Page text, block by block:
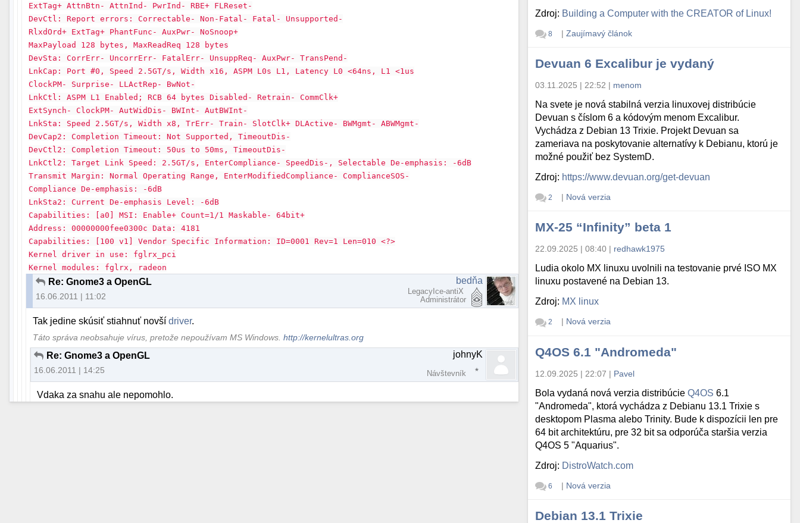
ExtTag+ AttnBtn- AttnInd- PwrInd- RBE+ FLReset-
DevCtl: Report errors: Correctable- Non-Fatal- Fatal- Unsupported-
RlxdOrd+ ExtTag+ PhantFunc- AuxPwr- NoSnoop+
MaxPayload 128 bytes, MaxReadReq 128 bytes
DevSta: CorrErr- UncorrErr- FatalErr- UnsuppReq- AuxPwr- TransPend-
LnkCap: Port #0, Speed 2.5GT/s, Width x16, ASPM L0s L1, Latency L0 <64ns, L1 <1us
ClockPM- Surprise- LLActRep- BwNot-
LnkCtl: ASPM L1 Enabled; RCB 64 bytes Disabled- Retrain- CommClk+
ExtSynch- ClockPM- AutWidDis- BWInt- AutBWInt-
LnkSta: Speed 2.5GT/s, Width x8, TrErr- Train- SlotClk+ DLActive- BWMgmt- ABWMgmt-
DevCap2: Completion Timeout: Not Supported, TimeoutDis-
DevCtl2: Completion Timeout: 50us to 50ms, TimeoutDis-
LnkCtl2: Target Link Speed: 2.5GT/s, EnterCompliance- SpeedDis-, Selectable De-emphasis: -6dB
Transmit Margin: Normal Operating Range, EnterModifiedCompliance- ComplianceSOS-
Compliance De-emphasis: -6dB
LnkSta2: Current De-emphasis Level: -6dB
Capabilities: [a0] MSI: Enable+ Count=1/1 Maskable- 64bit+
Address: 00000000fee0300c Data: 4181
Capabilities: [100 v1] Vendor Specific Information: ID=0001 Rev=1 Len=010 <?>
Kernel driver in use: fglrx_pci
Kernel modules: fglrx, radeon
Re: Gnome3 a OpenGL
16.06.2011 | 11:02
bedňa
LegacyIce-antiX
Administrátor
Tak jedine skúsiť stiahnuť novšídriver.
Táto správa neobsahuje vírus, pretože nepoužívam MS Windows.http://kernelultras.org
Re: Gnome3 a OpenGL
16.06.2011 | 14:25
johnyK
Návštevník
Vdaka za snahu ale nepomohlo.
Zdroj: Building a Computer with the CREATOR of Linux!
8 | Zaujímavý článok
Devuan 6 Excalibur je vydaný
03.11.2025 | 22:52 | menom
Na svete je nová stabilná verzia linuxovej distribúcie
Devuan s číslom 6 a kódovým menom Excalibur.
Vychádza z Debian 13 Trixie. Projekt Devuan sa
zameriava na poskytovanie alternatívy k Debianu, ktorú je
možné použiť bez SystemD.
Zdroj: https://www.devuan.org/get-devuan
2 | Nová verzia
MX-25 “Infinity” beta 1
22.09.2025 | 08:40 | redhawk1975
Ludia okolo MX linuxu uvolnili na testovanie prvé ISO MX
linuxu postavené na Debian 13.
Zdroj: MX linux
2 | Nová verzia
Q4OS 6.1 "Andromeda"
12.09.2025 | 22:07 | Pavel
Bola vydaná nová verzia distribúcieQ4OS 6.1
"Andromeda", ktorá vychádza z Debianu 13.1 Trixie s
desktopom Plasma alebo Trinity. Bude k dispozícii len pre
64 bit architektúru, pre 32 bit sa odporúča staršia verzia
Q4OS 5 "Aquarius".
Zdroj: DistroWatch.com
6 | Nová verzia
Debian 13.1 Trixie